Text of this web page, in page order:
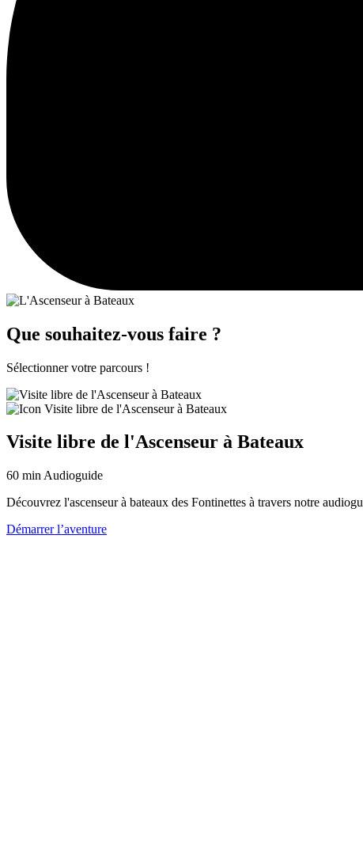
Que souhaitez-vous faire ?
Sélectionner votre parcours !
Visite libre de l'Ascenseur à Bateaux
60 min Audioguide
Découvrez l'ascenseur à bateaux des Fontinettes à travers notre
Démarrer l’aventure